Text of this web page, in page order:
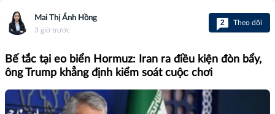
Mai Thị Ánh Hồng
3 giờ trước
2 Theo dõi
Bế tắc tại eo biển Hormuz: Iran ra điều kiện đòn bẩy,
ông Trump khẳng định kiểm soát cuộc chơi